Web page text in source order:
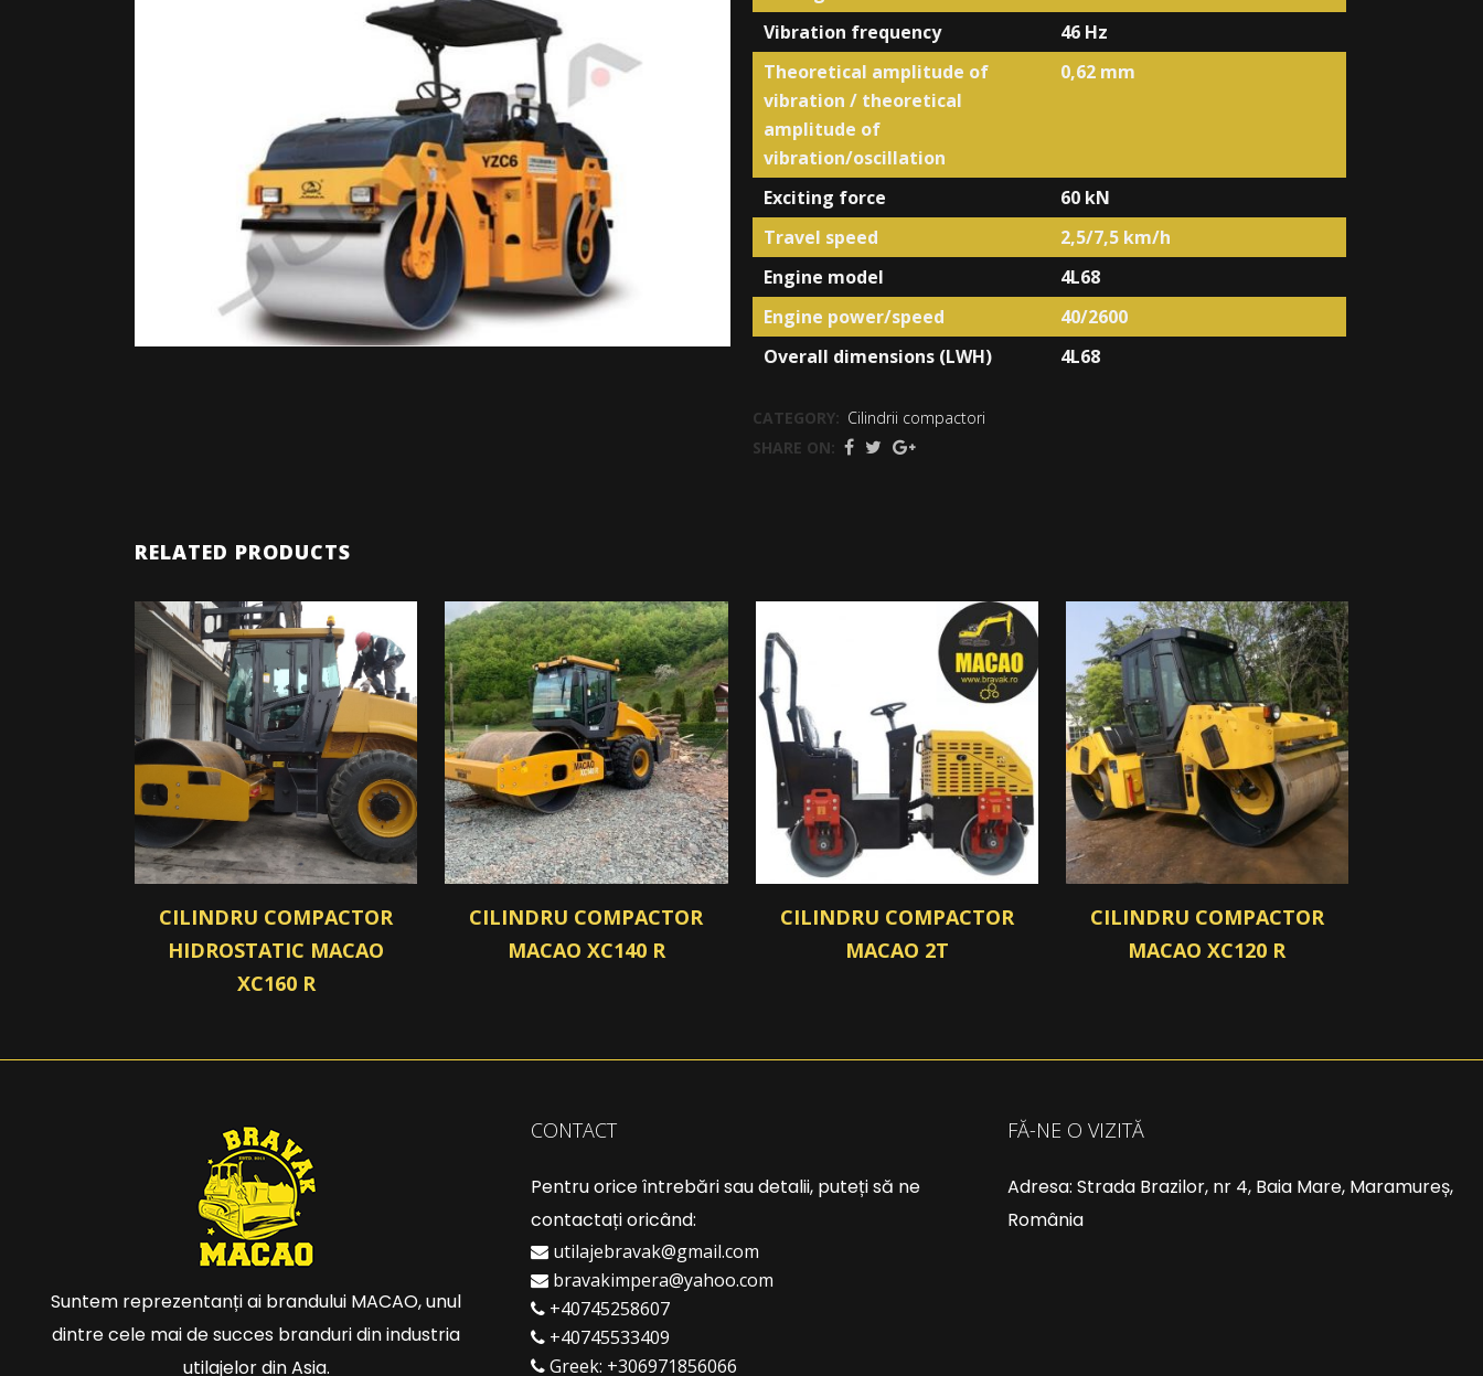
Vibration frequency
46 Hz
Theoretical amplitude of
vibration / theoretical
amplitude of
vibration/oscillation
0,62 mm
Exciting force
60 kN
Travel speed
2,5/7,5 km/h
Engine model
4L68
Engine power/speed
40/2600
Overall dimensions (LWH)
4L68
CATEGORY: Cilindrii compactori
SHARE ON:
RELATED PRODUCTS
CILINDRU COMPACTOR
HIDROSTATIC MACAO
XC160 R
CILINDRU COMPACTOR
MACAO XC140 R
CILINDRU COMPACTOR
MACAO 2T
CILINDRU COMPACTOR
MACAO XC120 R
Suntem reprezentanți ai brandului MACAO, unul
dintre cele mai de succes branduri din industria
utilajelor din Asia.
CONTACT
Pentru orice întrebări sau detalii, puteți să ne
contactați oricând:
utilajebravak@gmail.com
bravakimpera@yahoo.com
+40745258607
+40745533409
Greek: +306971856066
FĂ-NE O VIZITĂ
Adresa: Strada Brazilor, nr 4, Baia Mare, Maramureș,
România